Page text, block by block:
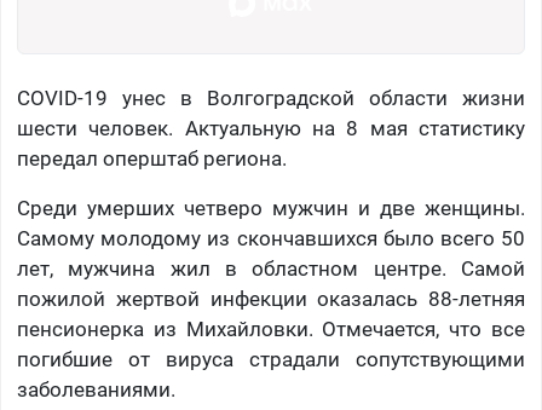
COVID-19 унес в Волгоградской области жизни
шести человек. Актуальную на 8 мая статистику
передал оперштаб региона.
Среди умерших четверо мужчин и две женщины.
Самому молодому из скончавшихся было всего 50
лет, мужчина жил в областном центре. Самой
пожилой жертвой инфекции оказалась 88-летняя
пенсионерка из Михайловки. Отмечается, что все
погибшие от вируса страдали сопутствующими
заболеваниями.